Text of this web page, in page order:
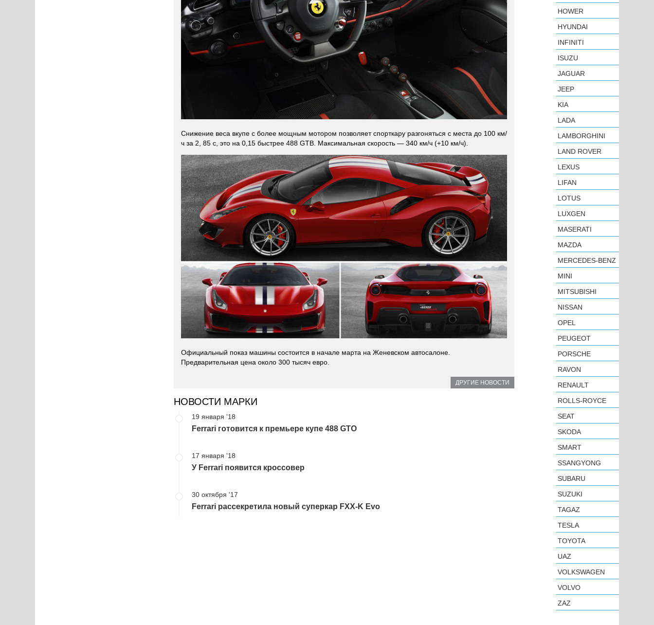
Снижение веса вкупе с более мощным мотором позволяет спорткару разгоняться с места до 100 км/
ч за 2, 85 с, это на 0,15 быстрее 488 GTB. Максимальная скорость — 340 км/ч (+10 км/ч).
Официальный показ машины состоится в начале марта на Женевском автосалоне.
Предварительная цена около 300 тысяч евро.
ДРУГИЕ НОВОСТИ
НОВОСТИ МАРКИ
19 января '18
Ferrari готовится к премьере купе 488 GTO
17 января '18
У Ferrari появится кроссовер
30 октября '17
Ferrari рассекретила новый суперкар FXX-K Evo
HOWER
HYUNDAI
INFINITI
ISUZU
JAGUAR
JEEP
KIA
LADA
LAMBORGHINI
LAND ROVER
LEXUS
LIFAN
LOTUS
LUXGEN
MASERATI
MAZDA
MERCEDES-BENZ
MINI
MITSUBISHI
NISSAN
OPEL
PEUGEOT
PORSCHE
RAVON
RENAULT
ROLLS-ROYCE
SEAT
SKODA
SMART
SSANGYONG
SUBARU
SUZUKI
TAGAZ
TESLA
TOYOTA
UAZ
VOLKSWAGEN
VOLVO
ZAZ